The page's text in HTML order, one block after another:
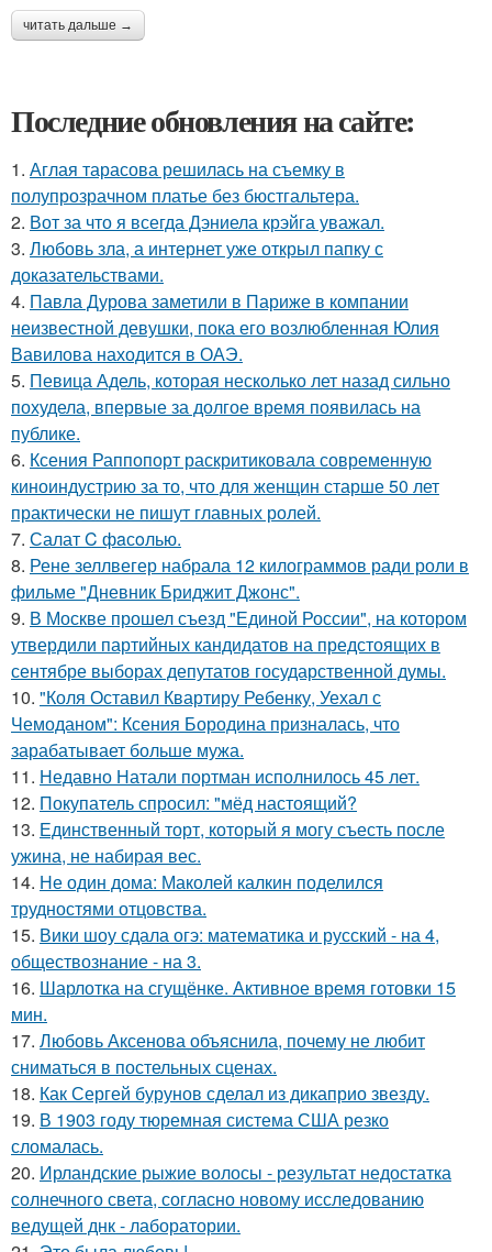
читать дальше →
Последние обновления на сайте:
1. Аглая тарасова решилась на съемку в
полупрозрачном платье без бюстгальтера.
2. Вот за что я всегда Дэниела крэйга уважал.
3. Любовь зла, а интернет уже открыл папку с
доказательствами.
4. Павла Дурова заметили в Париже в компании
неизвестной девушки, пока его возлюбленная Юлия
Вавилова находится в ОАЭ.
5. Певица Адель, которая несколько лет назад сильно
похудела, впервые за долгое время появилась на
публике.
6. Ксения Раппопорт раскритиковала современную
киноиндустрию за то, что для женщин старше 50 лет
практически не пишут главных ролей.
7. Салат C фaсoлью.
8. Рене зеллвегер набрала 12 килограммов ради роли в
фильме "Дневник Бриджит Джонс".
9. В Москве прошел съезд "Единой России", на котором
утвердили партийных кандидатов на предстоящих в
сентябре выборах депутатов государственной думы.
10. "Коля Оставил Квартиру Ребенку, Уехал с
Чемоданом": Ксения Бородина призналась, что
зарабатывает больше мужа.
11. Недавно Натали портман исполнилось 45 лет.
12. Покупатель спросил: "мёд настоящий?
13. Единственный торт, который я могу съесть после
ужина, не набирая вес.
14. Не один дома: Маколей калкин поделился
трудностями отцовства.
15. Вики шоу сдала огэ: математика и русский - на 4,
обществознание - на 3.
16. Шарлотка на сгущёнке. Активное время готовки 15
мин.
17. Любовь Аксенова объяснила, почему не любит
сниматься в постельных сценах.
18. Как Сергей бурунов сделал из дикаприо звезду.
19. В 1903 году тюремная система США резко
сломалась.
20. Ирландские рыжие волосы - результат недостатка
солнечного света, согласно новому исследованию
ведущей днк - лаборатории.